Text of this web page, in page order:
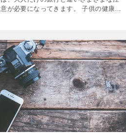
意が必要になってきます。 子供の健康な